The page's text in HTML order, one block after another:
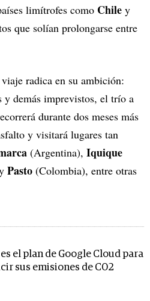
limítrofes como Chile y
que solían prolongarse entre
radica en su ambición:
y demás imprevistos, el trío a
durante dos meses más
y visitará lugares tan
(Argentina), Iquique
Pasto (Colombia), entre otras
el plan de Google Cloud para
sus emisiones de C02